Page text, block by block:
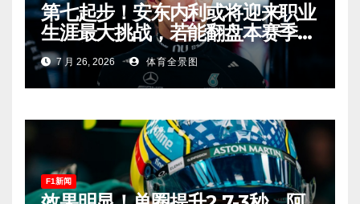
第七起步！安东内利或将迎来职业
生涯最大挑战，若能翻盘本赛季争
冠有望！
7 月 26, 2026 体育全景图
F1新闻